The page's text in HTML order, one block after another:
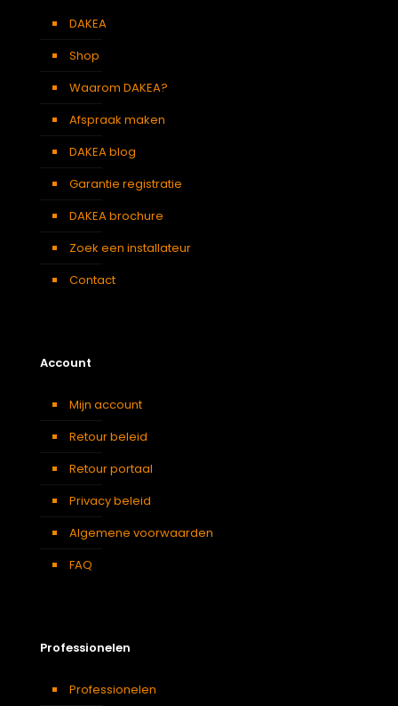
DAKEA
Shop
Waarom DAKEA?
Afspraak maken
DAKEA blog
Garantie registratie
DAKEA brochure
Zoek een installateur
Contact
Account
Mijn account
Retour beleid
Retour portaal
Privacy beleid
Algemene voorwaarden
FAQ
Professionelen
Professionelen